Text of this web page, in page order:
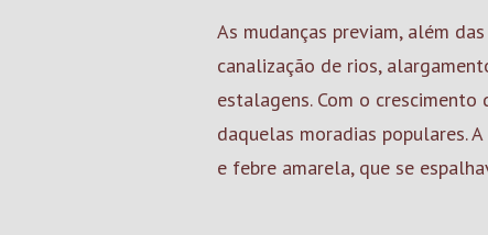
As mudanças previam, além
canalização de rios,
estalagens. Com o
daquelas moradias populares.
e febre amarela, que se